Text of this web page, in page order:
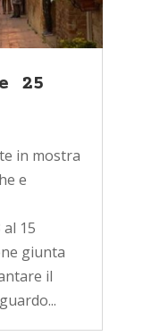
25
in mostra
e
al 15
giunta
il